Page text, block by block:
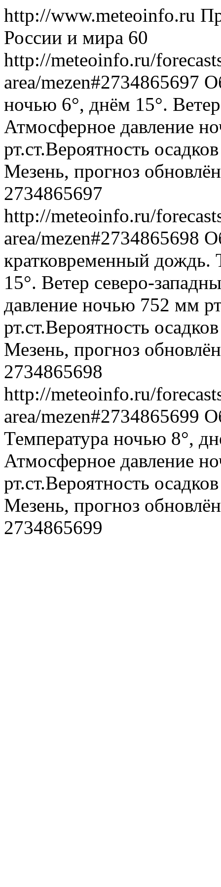
http://www.meteoinfo.ru
России и мира 60
http://meteoinfo.ru/
area/mezen#2734865697
ночью 6°, днём 15°.
Атмосферное давление
рт.ст.Вероятность
Мезень, прогноз
2734865697
http://meteoinfo.ru/
area/mezen#2734865698
кратковременный дождь.
15°. Ветер северо-
давление ночью 752 мм
рт.ст.Вероятность
Мезень, прогноз
2734865698
http://meteoinfo.ru/
area/mezen#2734865699
Температура ночью 8°,
Атмосферное давление
рт.ст.Вероятность
Мезень, прогноз
2734865699